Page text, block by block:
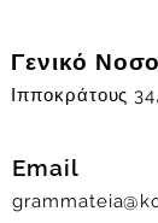
Γενικό
Ιπποκράτους
Email